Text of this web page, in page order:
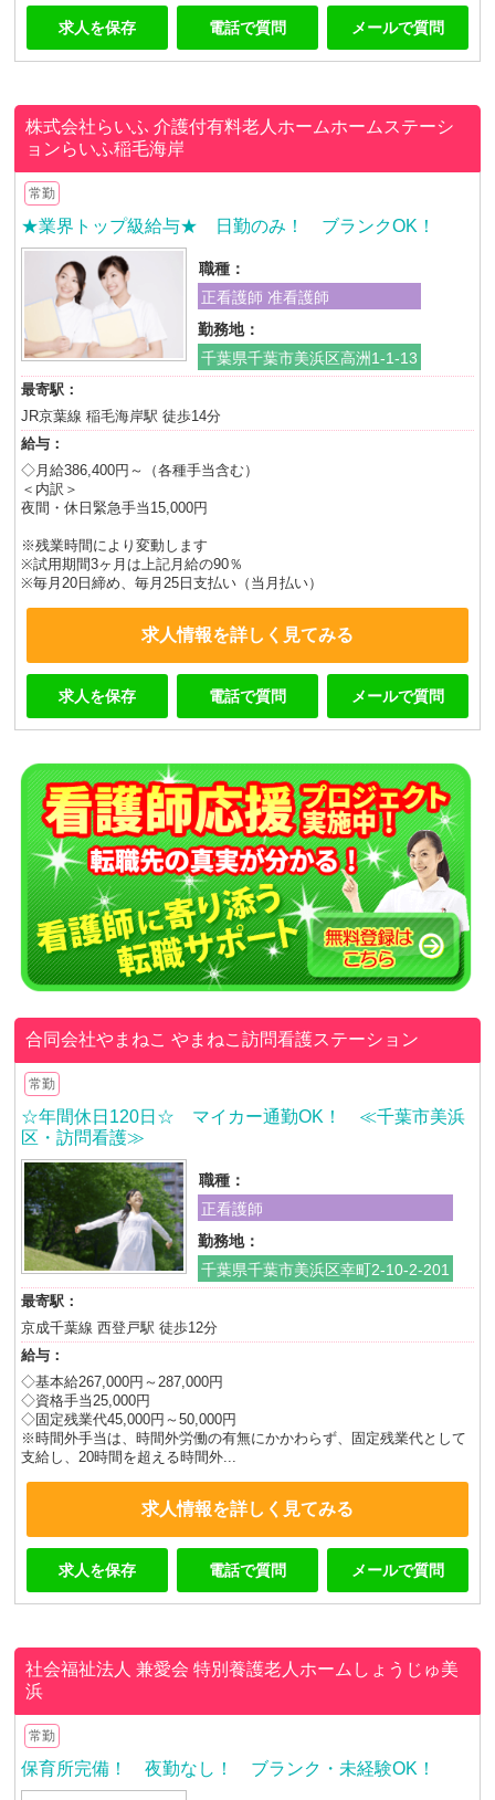
求人を保存 電話で質問 メールで質問
株式会社らいふ介護付有料老人ホームホームステーシ
ョンらいふ稲毛海岸
常勤
★業界トップ級給与★ 日勤のみ！ ブランクOK！
職種：
正看護師 准看護師
勤務地：
千葉県千葉市美浜区高洲1-1-13
最寄駅：
JR京葉線 稲毛海岸駅 徒歩14分
給与：
◇月給386,400円～（各種手当含む）
＜内訳＞
夜間・休日緊急手当15,000円
※残業時間により変動します
※試用期間3ヶ月は上記月給の90％
※毎月20日締め、毎月25日支払い（当月払い）
求人情報を詳しく見てみる
求人を保存 電話で質問 メールで質問
合同会社やまねこやまねこ訪問看護ステーション
常勤
☆年間休日120日☆ マイカー通勤OK！ ≪千葉市美浜
区・訪問看護≫
職種：
正看護師
勤務地：
千葉県千葉市美浜区幸町2-10-2-201
最寄駅：
京成千葉線 西登戸駅 徒歩12分
給与：
◇基本給267,000円～287,000円
◇資格手当25,000円
◇固定残業代45,000円～50,000円
※時間外手当は、時間外労働の有無にかかわらず、固定残業代として
支給し、20時間を超える時間外...
求人情報を詳しく見てみる
求人を保存 電話で質問 メールで質問
社会福祉法人 兼愛会特別養護老人ホームしょうじゅ美
浜
常勤
保育所完備！ 夜勤なし！ ブランク・未経験OK！